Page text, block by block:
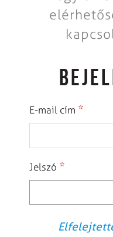
E-mail cím *
Jelszó *